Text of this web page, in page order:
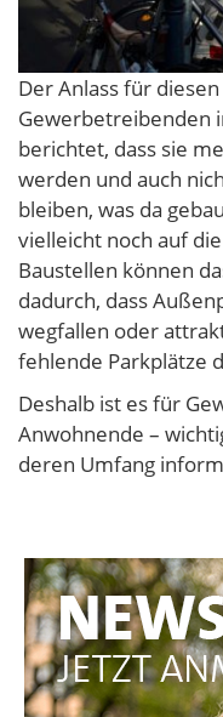
Der Anlass für
Gewerbetreibenden
berichtet, dass sie
werden und auch
bleiben, was da
vielleicht noch auf
Baustellen können
dadurch, dass
wegfallen oder
fehlende Parkplätze
Deshalb ist es für
Anwohnende –
deren Umfang